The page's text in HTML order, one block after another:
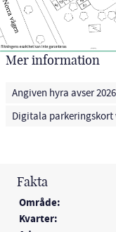
Mer information
Angiven hyra avser
Digitala
Fakta
Område:
Kvarter: